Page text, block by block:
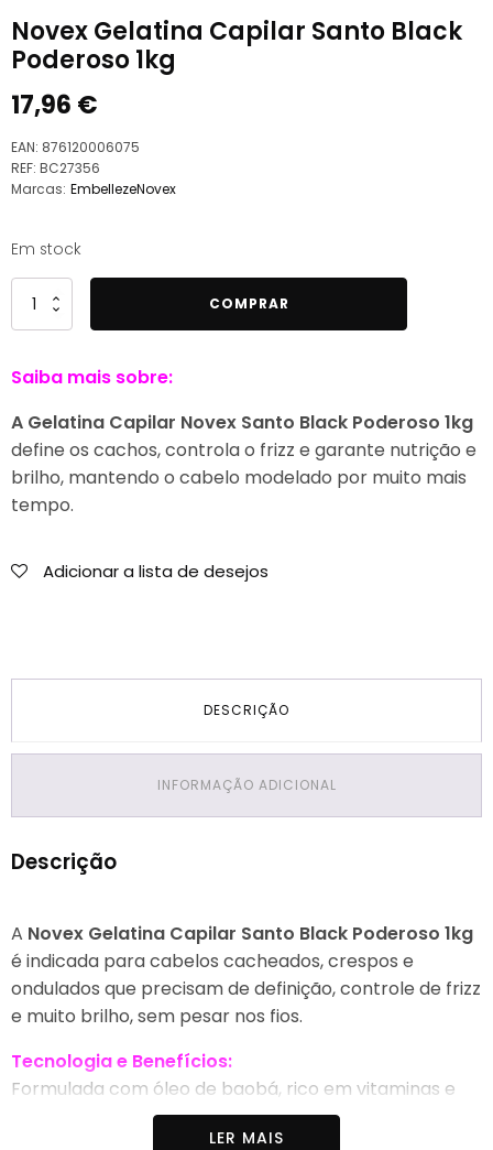
Novex Gelatina Capilar Santo Black
Poderoso 1kg
17,96 €
EAN: 876120006075
REF: BC27356
Marcas: EmbellezeNovex
Em stock
Quantidade
de
Gelatina
Santo
Black
Poderoso
1kg
COMPRAR
Saiba mais sobre:
A Gelatina Capilar Novex Santo Black Poderoso 1kg
define os cachos, controla o frizz e garante nutrição e
brilho, mantendo o cabelo modelado por muito mais
tempo.
Adicionar a lista de desejos
DESCRIÇÃO
INFORMAÇÃO ADICIONAL
Descrição
A Novex Gelatina Capilar Santo Black Poderoso 1kg
é indicada para cabelos cacheados, crespos e
ondulados que precisam de definição, controle de frizz
e muito brilho, sem pesar nos fios.
Tecnologia e Benefícios:
Formulada com óleo de baobá, rico em vitaminas e
nutrientes, a gelatina capilar proporciona nutrição
profunda enquanto define os cachos de forma natural
LER MAIS